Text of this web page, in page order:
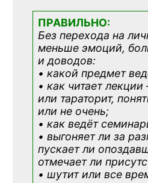
ПРАВИЛЬНО:
Без перехода на
меньше эмоций,
и доводов:
• какой предмет
• как читает
или тараторит,
или не очень;
• как ведёт
• выгоняет ли за
пускает ли
отмечает ли
• шутит или все